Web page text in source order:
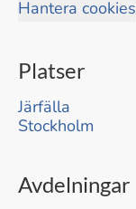
Hantera cookies
Platser
Järfälla
Stockholm
Avdelningar